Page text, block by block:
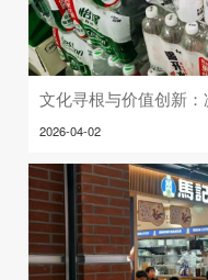
文化寻根与价值创新
2026-04-02